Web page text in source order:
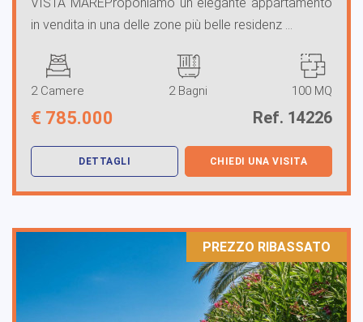
in vendita in una delle zone più belle residenz ...
2 Camere 2 Bagni 100 MQ
€ 785.000 Ref. 14226
DETTAGLI CHIEDI UNA VISITA
PREZZO RIBASSATO